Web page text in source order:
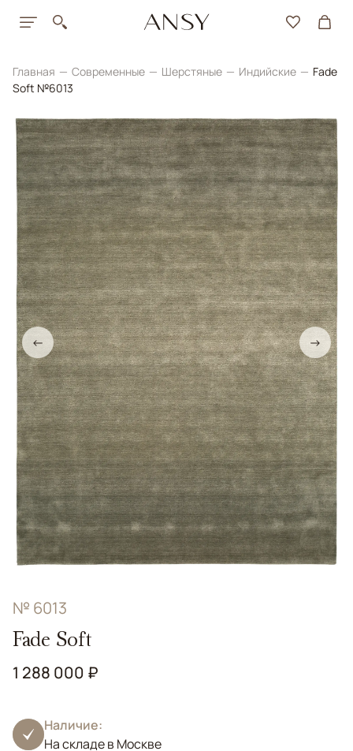
Главная Современные Шерстяные Индийские
Fade
Soft №6013
← →
№ 6013
Fade Soft
1 288 000 ₽
Наличие:
На складе в Москве